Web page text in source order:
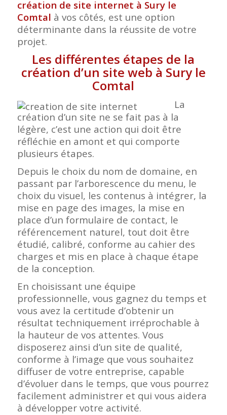
création de site internet à Sury le
Comtal à vos côtés, est une option
déterminante dans la réussite de votre
projet.
Les différentes étapes de la
création d’un site web à Sury le
Comtal
La
création d’un site ne se fait pas à la
légère, c’est une action qui doit être
réfléchie en amont et qui comporte
plusieurs étapes.
Depuis le choix du nom de domaine, en
passant par l’arborescence du menu, le
choix du visuel, les contenus à intégrer, la
mise en page des images, la mise en
place d’un formulaire de contact, le
référencement naturel, tout doit être
étudié, calibré, conforme au cahier des
charges et mis en place à chaque étape
de la conception.
En choisissant une équipe
professionnelle, vous gagnez du temps et
vous avez la certitude d’obtenir un
résultat techniquement irréprochable à
la hauteur de vos attentes. Vous
disposerez ainsi d’un site de qualité,
conforme à l’image que vous souhaitez
diffuser de votre entreprise, capable
d’évoluer dans le temps, que vous pourrez
facilement administrer et qui vous aidera
à développer votre activité.